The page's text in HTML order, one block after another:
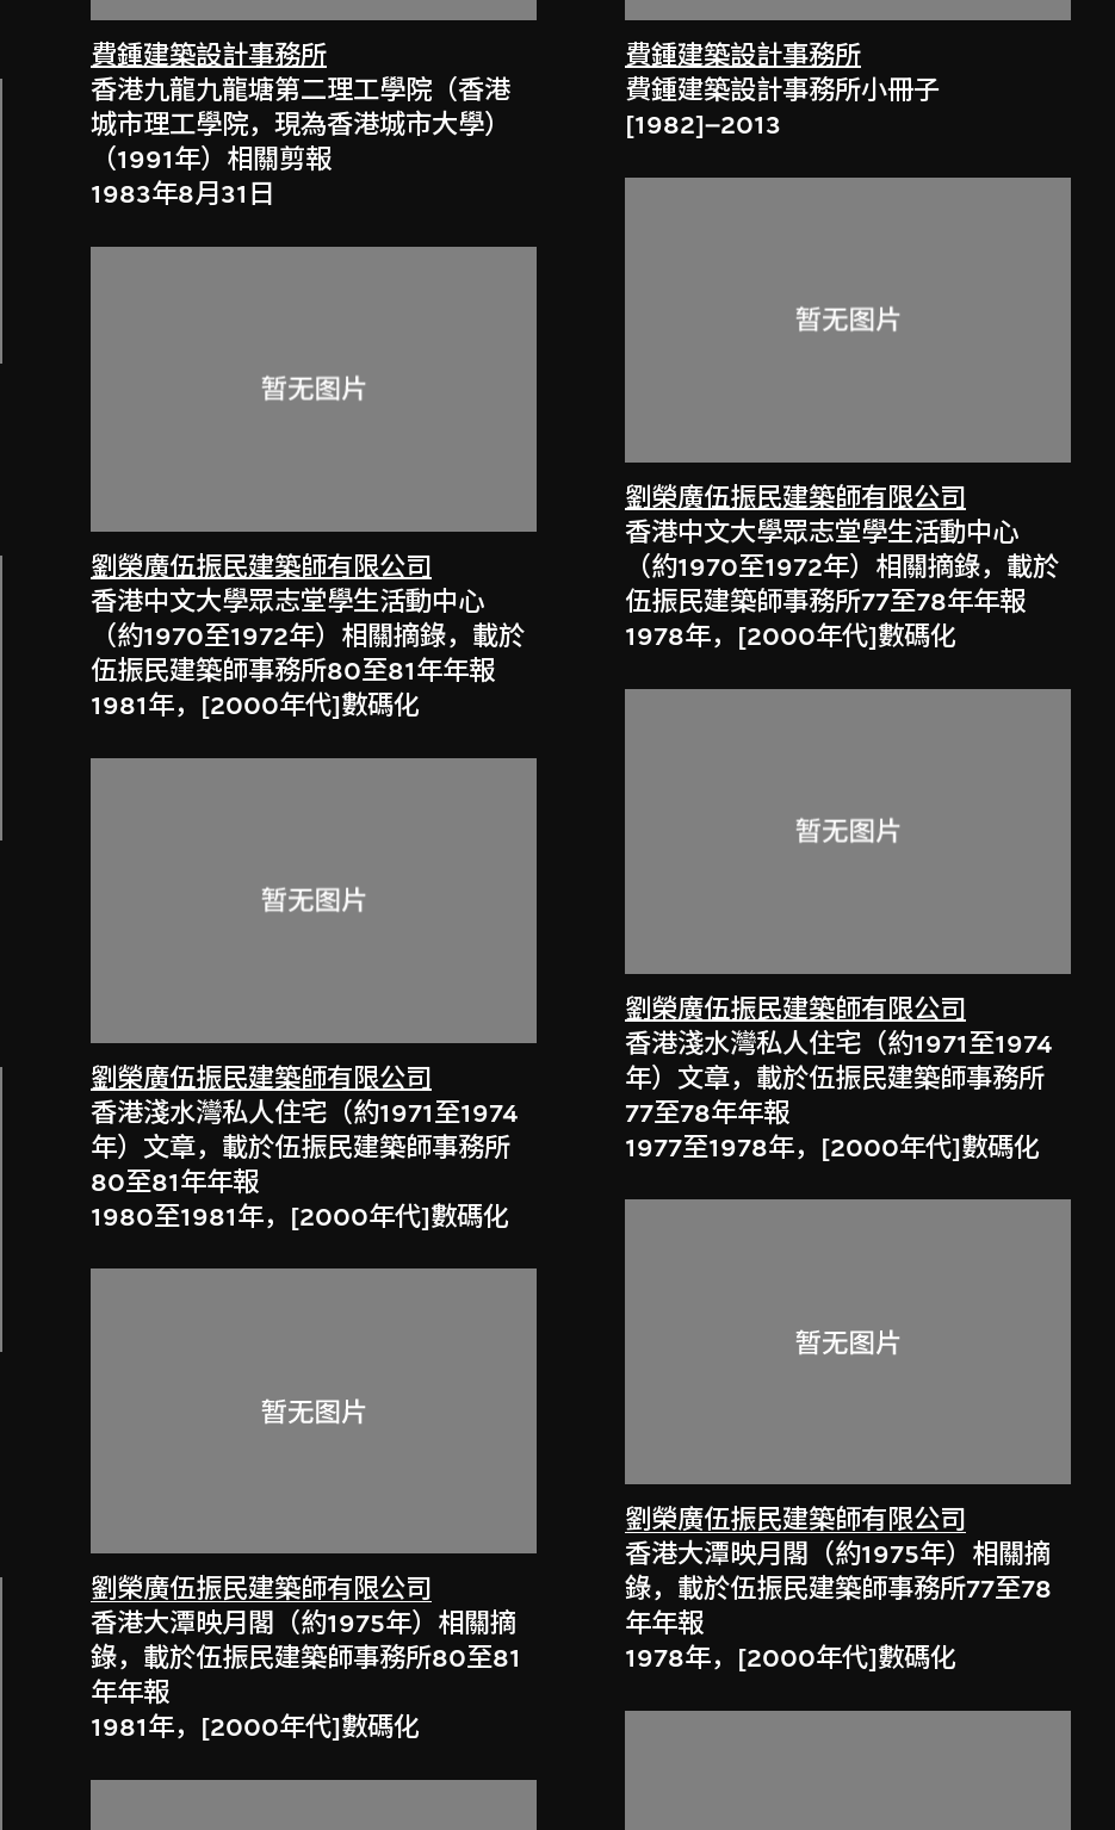
費鍾建築設計事務所
香港九龍九龍塘第二理工學院（香港
城市理工學院，現為香港城市大學）
（1991年）相關剪報
1983年8月31日
劉榮廣伍振民建築師有限公司
香港中文大學眾志堂學生活動中心
（約1970至1972年）相關摘錄，載於
伍振民建築師事務所80至81年年報
1981年，[2000年代]數碼化
劉榮廣伍振民建築師有限公司
香港淺水灣私人住宅（約1971至1974
年）文章，載於伍振民建築師事務所
80至81年年報
1980至1981年，[2000年代]數碼化
劉榮廣伍振民建築師有限公司
香港大潭映月閣（約1975年）相關摘
錄，載於伍振民建築師事務所80至81
年年報
1981年，[2000年代]數碼化
費鍾建築設計事務所
費鍾建築設計事務所小冊子
[1982]–2013
劉榮廣伍振民建築師有限公司
香港中文大學眾志堂學生活動中心
（約1970至1972年）相關摘錄，載於
伍振民建築師事務所77至78年年報
1978年，[2000年代]數碼化
劉榮廣伍振民建築師有限公司
香港淺水灣私人住宅（約1971至1974
年）文章，載於伍振民建築師事務所
77至78年年報
1977至1978年，[2000年代]數碼化
劉榮廣伍振民建築師有限公司
香港大潭映月閣（約1975年）相關摘
錄，載於伍振民建築師事務所77至78
年年報
1978年，[2000年代]數碼化